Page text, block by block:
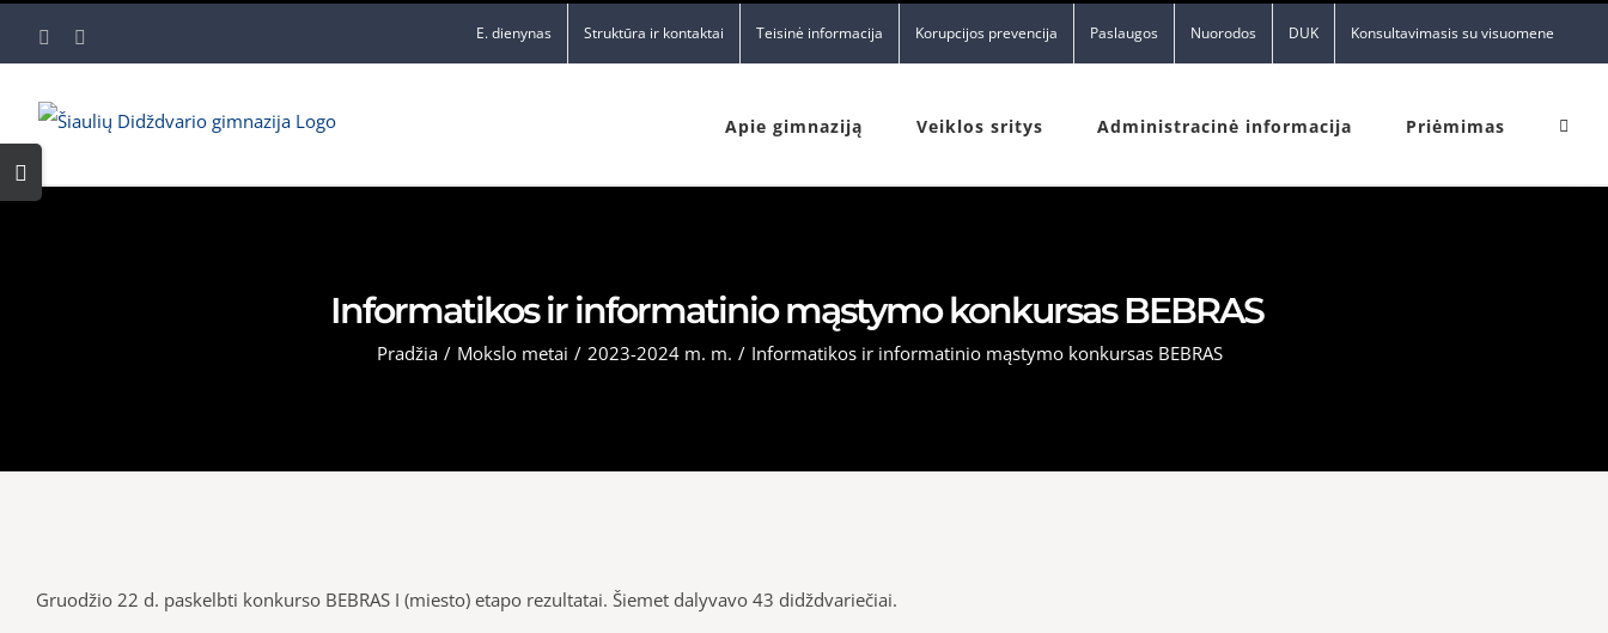
Facebook E. dienynas Struktūra ir kontaktai Teisinė informacija Korupcijos prevencija Paslaugos Nuorodos DUK Konsultavimasis su visuomene
Apie gimnaziją Veiklos sritys Administracinė informacija Priėmimas
Informatikos ir informatinio mąstymo konkursas BEBRAS
Pradžia / Mokslo metai / 2023-2024 m. m. / Informatikos ir informatinio mąstymo konkursas BEBRAS
Gruodžio 22 d. paskelbti konkurso BEBRAS I (miesto) etapo rezultatai. Šiemet dalyvavo 43 didždvariečiai.
Toggle
Sliding